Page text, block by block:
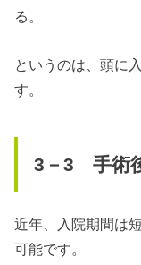
る。
というのは、頭に
す。
3－3 手術
近年、入院期間は
可能です。